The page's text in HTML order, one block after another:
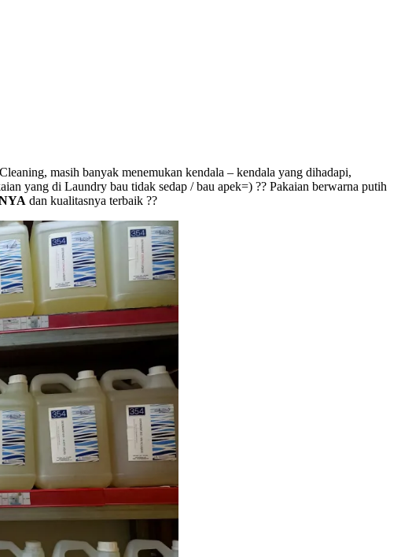
masih banyak menemukan kendala – kendala yang dihadapi,
yang di Laundry bau tidak sedap / bau apek=) ?? Pakaian berwarna putih
dan kualitasnya terbaik ??